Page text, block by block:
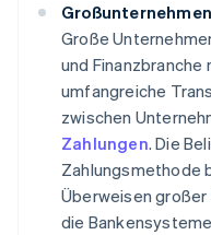
Großunternehmen
Große
und Finanzbranche
umfangreiche
zwischen
Zahlungen. Die
Zahlungsmethode
Überweisen großer
die